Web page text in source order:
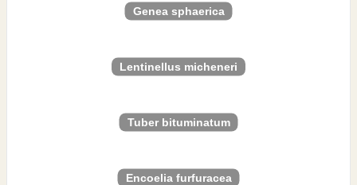
Genea sphaerica
Lentinellus micheneri
Tuber bituminatum
Encoelia furfuracea